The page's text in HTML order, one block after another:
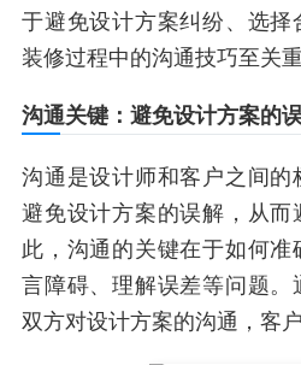
于避免设计方案纠纷、选择
装修过程中的沟通技巧至关重
沟通关键：避免设计方案的
沟通是设计师和客户之间的
避免设计方案的误解，从而
此，沟通的关键在于如何
言障碍、理解误差等问题
双方对设计方案的沟通，客